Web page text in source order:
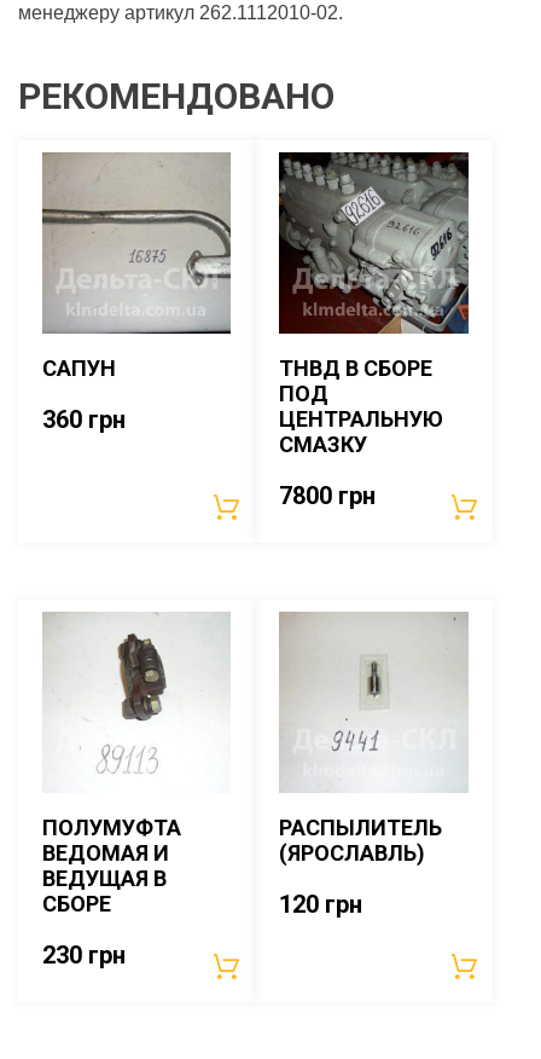
менеджеру артикул 262.1112010-02.
РЕКОМЕНДОВАНО
САПУН
360 грн
ТНВД В СБОРЕ
ПОД
ЦЕНТРАЛЬНУЮ
СМАЗКУ
7800 грн
ПОЛУМУФТА
ВЕДОМАЯ И
ВЕДУЩАЯ В
СБОРЕ
230 грн
РАСПЫЛИТЕЛЬ
(ЯРОСЛАВЛЬ)
120 грн